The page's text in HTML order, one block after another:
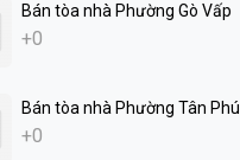
Bán tòa nhà Phường Gò Vấp
+0
Bán tòa nhà Phường Tân Phú
+0